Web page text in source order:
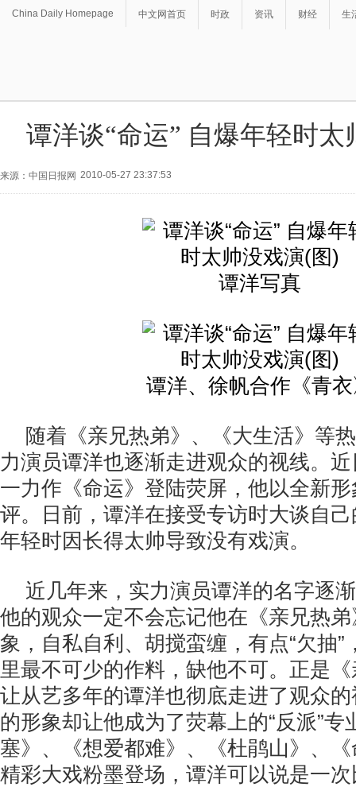
China Daily Homepage 中文网首页 时政 资讯 财经 生
谭洋谈“命运” 自爆年轻时太
来源：中国日报网 2010-05-27 23:37:53
谭洋写真
谭洋、徐帆合作《青
随着《亲兄热弟》、《大生活》等
力演员谭洋也逐渐走进观众的视线。
一力作《命运》登陆荧屏，他以全新
评。日前，谭洋在接受专访时大谈自己
年轻时因长得太帅导致没有戏演。
近几年来，实力演员谭洋的名字逐
他的观众一定不会忘记他在《亲兄热弟
象，自私自利、胡搅蛮缠，有点“欠抽”
里最不可少的作料，缺他不可。正是
让从艺多年的谭洋也彻底走进了观众
的形象却让他成为了荧幕上的“反派”专
塞》、《想爱都难》、《杜鹃山》、
精彩大戏粉墨登场，谭洋可以说是一次